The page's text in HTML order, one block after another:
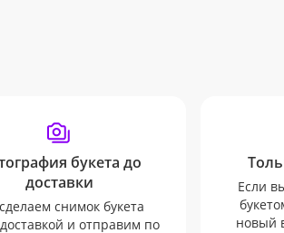
букета до
доставки
снимок букета
и отправим по
Если
новый